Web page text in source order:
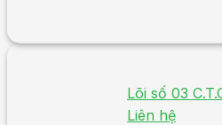
Lõi số 03
Liên hệ